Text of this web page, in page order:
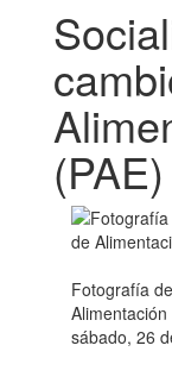
(PAE)
Fotografía
Alimentación
sábado, 26